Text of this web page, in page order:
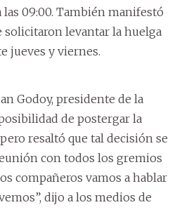
las 09:00. También manifestó
solicitaron levantar la huelga
jueves y viernes.
Godoy, presidente de la
de postergar la
resaltó que tal decisión se
con todos los gremios
compañeros vamos a hablar
dijo a los medios de